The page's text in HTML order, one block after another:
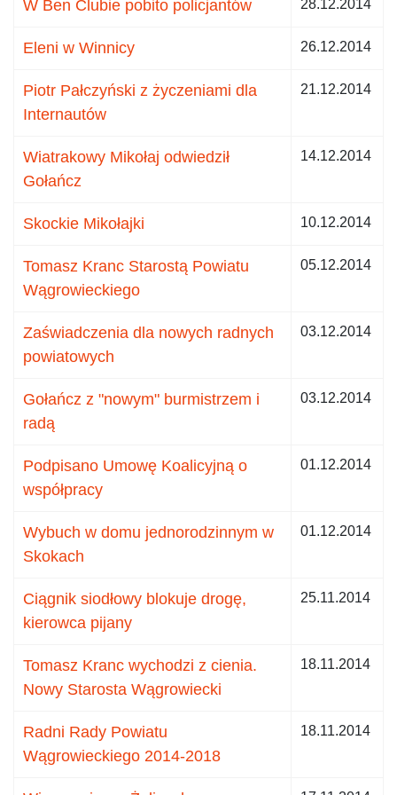
W Ben Clubie pobito policjantów 28.12.2014
Eleni w Winnicy 26.12.2014
Piotr Pałczyński z życzeniami dla
Internautów
21.12.2014
Wiatrakowy Mikołaj odwiedził
Gołańcz
14.12.2014
Skockie Mikołajki 10.12.2014
Tomasz Kranc Starostą Powiatu
Wągrowieckiego
05.12.2014
Zaświadczenia dla nowych radnych
powiatowych
03.12.2014
Gołańcz z "nowym" burmistrzem i
radą
03.12.2014
Podpisano Umowę Koalicyjną o
współpracy
01.12.2014
Wybuch w domu jednorodzinnym w
Skokach
01.12.2014
Ciągnik siodłowy blokuje drogę,
kierowca pijany
25.11.2014
Tomasz Kranc wychodzi z cienia.
Nowy Starosta Wągrowiecki
18.11.2014
Radni Rady Powiatu
Wągrowieckiego 2014-2018
18.11.2014